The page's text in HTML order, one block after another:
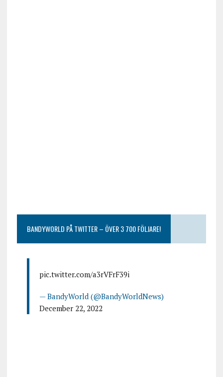
BANDYWORLD PÅ TWITTER – ÖVER 3 700 FÖLJARE!
pic.twitter.com/a3rVFrF39i
— BandyWorld (@BandyWorldNews)
December 22, 2022